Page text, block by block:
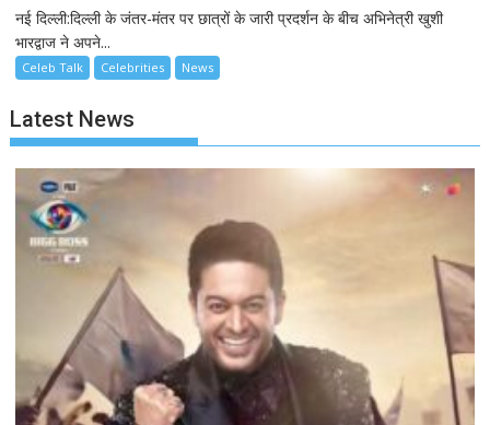
नई दिल्ली:दिल्ली के जंतर-मंतर पर छात्रों के जारी प्रदर्शन के बीच अभिनेत्री खुशी
भारद्वाज ने अपने...
Celeb Talk Celebrities News
Latest News